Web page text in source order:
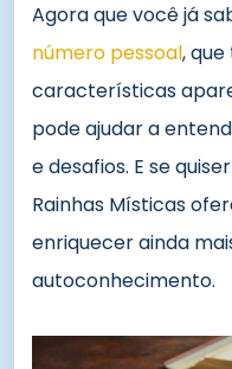
Agora que você já
número pessoal,
características
pode ajudar a
e desafios. E se
Rainhas Místicas
enriquecer ainda
autoconhecimento.